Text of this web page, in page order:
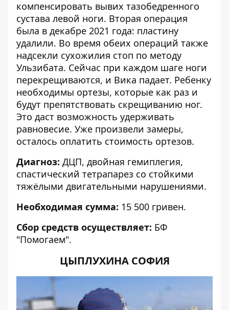
компенсировать вывих тазобедренного
сустава левой ноги. Вторая операция
была в декабре 2021 года: пластину
удалили. Во время обеих операций также
надсекли сухожилия стоп по методу
Ульзибата. Сейчас при каждом шаге ноги
перекрещиваются, и Вика падает. Ребенку
необходимы ортезы, которые как раз и
будут препятствовать скрещиванию ног.
Это даст возможность удерживать
равновесие. Уже произвели замеры,
осталось оплатить стоимость ортезов.
Диагноз: ДЦП, двойная гемиплегия,
спастический тетрапарез со стойкими
тяжёлыми двигательными нарушениями.
Необходимая сумма: 15 500 гривен.
Сбор средств осуществляет: БФ
"Помогаем".
ЦЫПЛУХИНА СОФИЯ